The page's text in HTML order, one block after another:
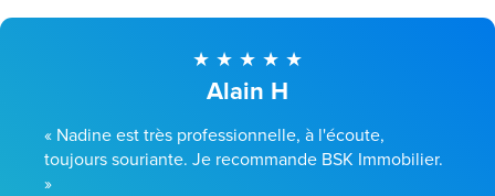
Alain H
« Nadine est très professionnelle, à l'écoute,
toujours souriante. Je recommande BSK Immobilier.
»